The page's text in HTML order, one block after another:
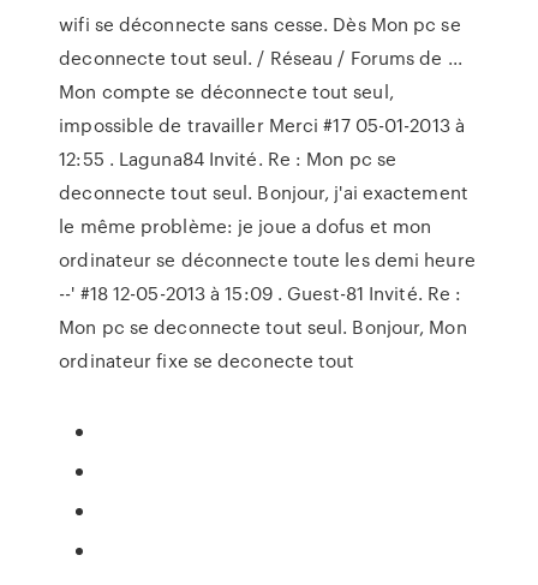
wifi se déconnecte sans cesse. Dès Mon pc se
deconnecte tout seul. / Réseau / Forums de ...
Mon compte se déconnecte tout seul,
impossible de travailler Merci #17 05-01-2013 à
12:55 . Laguna84 Invité. Re : Mon pc se
deconnecte tout seul. Bonjour, j'ai exactement
le même problème: je joue a dofus et mon
ordinateur se déconnecte toute les demi heure
--' #18 12-05-2013 à 15:09 . Guest-81 Invité. Re :
Mon pc se deconnecte tout seul. Bonjour, Mon
ordinateur fixe se deconecte tout